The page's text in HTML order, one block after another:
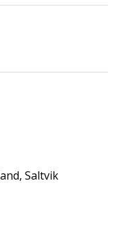
Saltvik